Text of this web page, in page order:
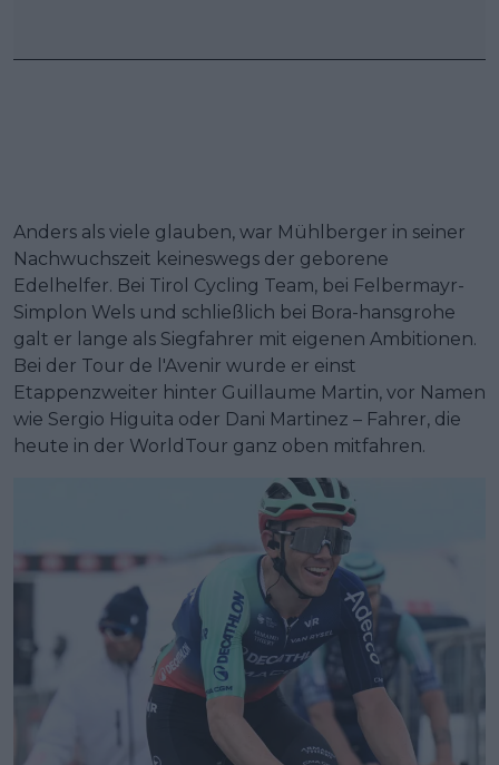
Anders als viele glauben, war Mühlberger in seiner
Nachwuchszeit keineswegs der geborene
Edelhelfer. Bei Tirol Cycling Team, bei Felbermayr-
Simplon Wels und schließlich bei Bora-hansgrohe
galt er lange als Siegfahrer mit eigenen Ambitionen.
Bei der Tour de l'Avenir wurde er einst
Etappenzweiter hinter Guillaume Martin, vor Namen
wie Sergio Higuita oder Dani Martinez – Fahrer, die
heute in der WorldTour ganz oben mitfahren.